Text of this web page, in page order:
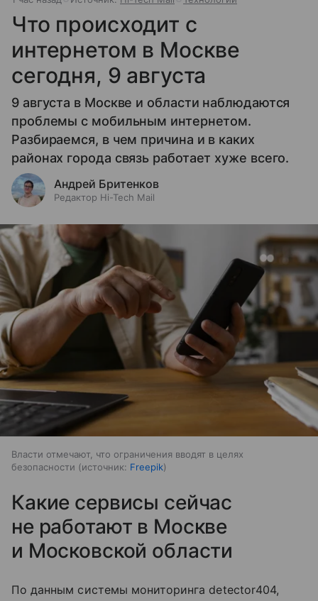
Что происходит с
интернетом в Москве
сегодня, 9 августа
9 августа в Москве и области наблюдаются
проблемы с мобильным интернетом.
Разбираемся, в чем причина и в каких
районах города связь работает хуже всего.
Андрей Бритенков
Редактор Hi-Tech Mail
Власти отмечают, что ограничения вводят в целях
безопасности
источник: Freepik
Какие сервисы сейчас
не работают в Москве
и Московской области
По данным системы мониторинга detector404,